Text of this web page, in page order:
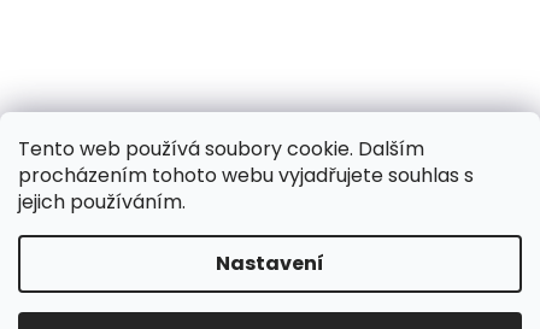
Tento web používá soubory cookie. Dalším
procházením tohoto webu vyjadřujete souhlas s
jejich používáním.
Nastavení